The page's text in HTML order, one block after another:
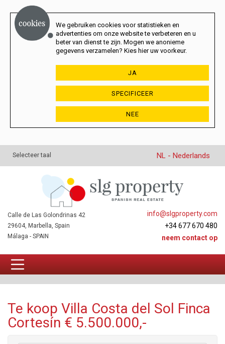
We gebruiken cookies voor statistieken en
advertenties om onze website te verbeteren en u
beter van dienst te zijn. Mogen we anonieme
gegevens verzamelen? Kies hier uw voorkeur.
JA
SPECIFICEER
NEE
Selecteer taal NL - Nederlands
info@slgproperty.com
+34 677 670 480
neem contact op
Calle de Las Golondrinas 42
29604, Marbella, Spain
Málaga - SPAIN
Te koop Villa Costa del Sol Finca
Cortesín € 5.500.000,-